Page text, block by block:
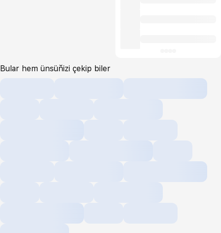
Bular hem ünsüňizi çekip biler